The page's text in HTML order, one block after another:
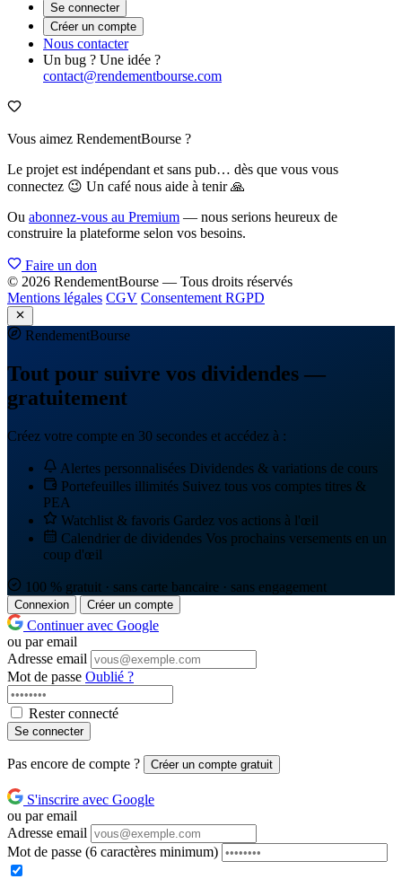
Se connecter
Créer un compte
Nous contacter
Un bug ? Une idée ?
contact@rendementbourse.com
Vous aimez RendementBourse ?
Le projet est indépendant et sans pub… dès que vous vous
connectez 😉 Un café nous aide à tenir 🙏
Ou abonnez-vous au Premium — nous serions heureux de
construire la plateforme selon vos besoins.
Faire un don
© 2026 RendementBourse — Tous droits réservés
Mentions légales CGV Consentement RGPD
RendementBourse
Tout pour suivre vos dividendes —
gratuitement
Créez votre compte en 30 secondes et accédez à :
Alertes personnalisées Dividendes & variations de cours
Portefeuilles illimités Suivez tous vos comptes titres &
PEA
Watchlist & favoris Gardez vos actions à l'œil
Calendrier de dividendes Vos prochains versements en un
coup d'œil
100 % gratuit · sans carte bancaire · sans engagement
Connexion Créer un compte
Continuer avec Google
ou par email
Adresse email
Mot de passe Oublié ?
Rester connecté
Se connecter
Pas encore de compte ? Créer un compte gratuit
S'inscrire avec Google
ou par email
Adresse email
Mot de passe (6 caractères minimum)